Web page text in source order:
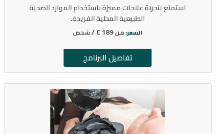
استمتع بتجربة علاجات مميزة باستخدام الموارد الصحية
الطبيعية المحلية الفريدة.
السعر: من189 € / شخص
تفاصيل البرنامج